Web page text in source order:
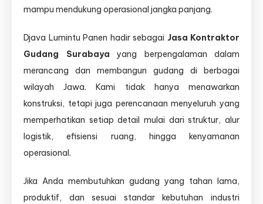
mampu mendukung operasional jangka panjang.
Djava Lumintu Panen hadir sebagai Jasa Kontraktor
Gudang Surabaya yang berpengalaman dalam
merancang dan membangun gudang di berbagai
wilayah Jawa. Kami tidak hanya menawarkan
konstruksi, tetapi juga perencanaan menyeluruh yang
memperhatikan setiap detail mulai dari struktur, alur
logistik, efisiensi ruang, hingga kenyamanan
operasional.
Jika Anda membutuhkan gudang yang tahan lama,
produktif, dan sesuai standar kebutuhan industri